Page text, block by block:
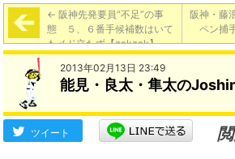
← 阪神先発要員“不足”の事
態 ５、６番手候補数はいて
もメド立たず【zakzak】
阪神・藤
ペン捕
2013年02月13日 23:49
能見・良太・隼太の
ツイート